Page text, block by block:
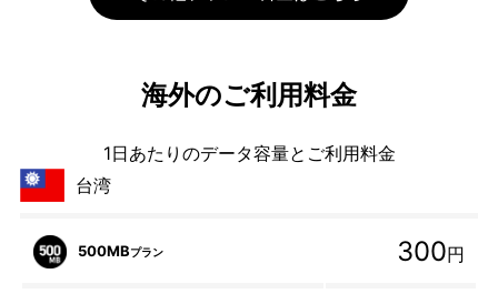
海外のご利用料金
1日あたりのデータ容量とご利用料金
台湾
500MBプラン 300円